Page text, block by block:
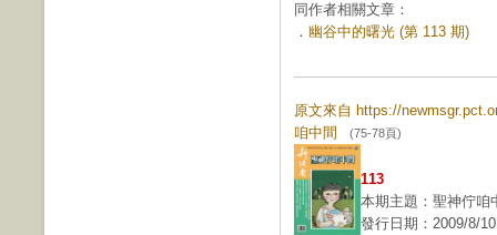
同作者相關文章：
． 幽谷中的曙光 (第 113 期)
原文來自 https://
咱中間
(75-78頁)
113
本期主題：聖神佇咱
發行日期：2009/8/10